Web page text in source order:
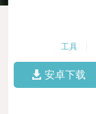
工具
安卓下载